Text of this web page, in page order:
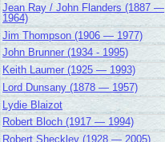
Jean Ray / John Flanders (1887 —
1964)
Jim Thompson (1906 — 1977)
John Brunner (1934 - 1995)
Keith Laumer (1925 — 1993)
Lord Dunsany (1878 — 1957)
Lydie Blaizot
Robert Bloch (1917 — 1994)
Robert Sheckley (1928 — 2005)